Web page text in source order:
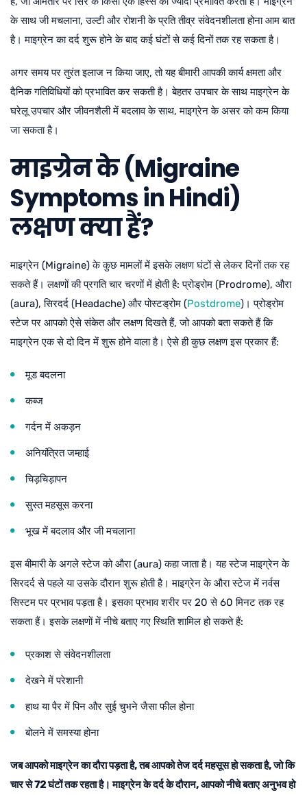
के साथ जी मचलाना, उल्टी और रोशनी के प्रति तीव्र संवेदनशीलता होना आम बात
है। माइग्रेन का दर्द शुरू होने के बाद कई घंटों से कई दिनों तक रह सकता है।
अगर समय पर तुरंत इलाज न किया जाए, तो यह बीमारी आपकी कार्य क्षमता और
दैनिक गतिविधियों को प्रभावित कर सकती है। बेहतर उपचार के साथ माइग्रेन के
घरेलू उपचार और जीवनशैली में बदलाव के साथ, माइग्रेन के असर को कम किया
जा सकता है।
माइग्रेन के (Migraine
Symptoms in Hindi)
लक्षण क्या हैं?
माइग्रेन (Migraine) के कुछ मामलों में इसके लक्षण घंटों से लेकर दिनों तक रह
सकते हैं। लक्षणों की प्रगति चार चरणों में होती है: प्रोड्रोम (Prodrome), औरा
(aura), सिरदर्द (Headache) और पोस्टड्रोम (Postdrome)। प्रोड्रोम
स्टेज पर आपको ऐसे संकेत और लक्षण दिखते हैं, जो आपको बता सकते हैं कि
माइग्रेन एक से दो दिन में शुरू होने वाला है। ऐसे ही कुछ लक्षण इस प्रकार हैं:
मूड बदलना
कब्ज
गर्दन में अकड़न
अनियंत्रित जम्हाई
चिड़चिड़ापन
सुस्त महसूस करना
भूख में बदलाव और जी मचलाना
इस बीमारी के अगले स्टेज को औरा (aura) कहा जाता है। यह स्टेज माइग्रेन के
सिरदर्द से पहले या उसके दौरान शुरू होती है। माइग्रेन के औरा स्टेज में नर्वस
सिस्टम पर प्रभाव पड़ता है। इसका प्रभाव शरीर पर 20 से 60 मिनट तक रह
सकता हैं। इसके लक्षणों में नीचे बताए गए स्थिति शामिल हो सकते हैं:
प्रकाश से संवेदनशीलता
देखने में परेशानी
हाथ या पैर में पिन और सुई चुभने जैसा फील होना
बोलने में समस्या होना
जब आपको माइग्रेन का दौरा पड़ता है, तब आपको तेज दर्द महसूस हो सकता है, जो कि
चार से 72 घंटों तक रहता है। माइग्रेन के दर्द के दौरान, आपको नीचे बताए अनुभव हो